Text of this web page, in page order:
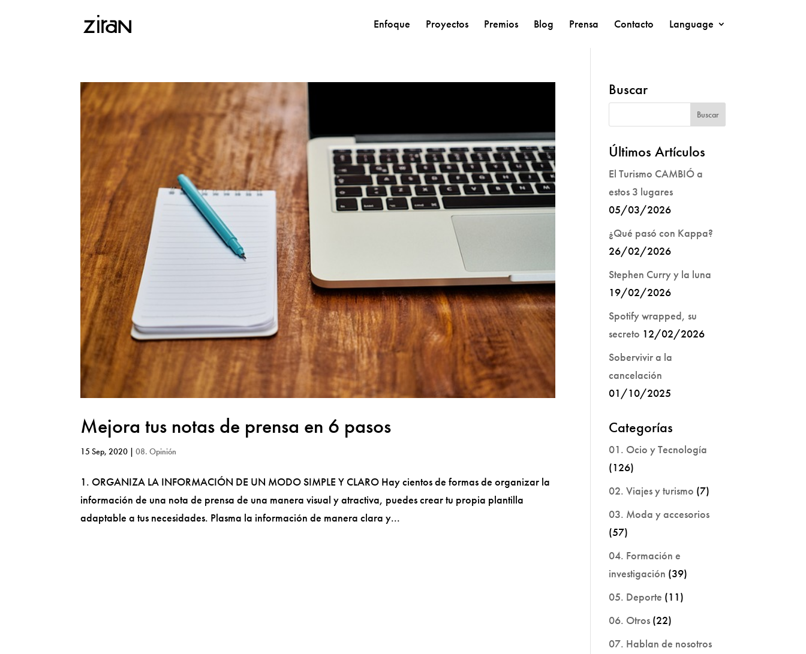
Enfoque Proyectos Premios Blog Prensa Contacto Language
Mejora tus notas de prensa en 6 pasos
15 Sep, 2020 |08. Opinión
1. ORGANIZA LA INFORMACIÓN DE UN MODO SIMPLE Y CLARO Hay cientos de formas de organizar la
información de una nota de prensa de una manera visual y atractiva, puedes crear tu propia plantilla
adaptable a tus necesidades. Plasma la información de manera clara y...
Buscar
Últimos Artículos
El Turismo CAMBIÓ a
estos 3 lugares
05/03/2026
¿Qué pasó con Kappa?
26/02/2026
Stephen Curry y la luna
19/02/2026
Spotify wrapped, su
secreto 12/02/2026
Sobervivir a la
cancelación
01/10/2025
Categorías
01. Ocio y Tecnología
(126)
02. Viajes y turismo (7)
03. Moda y accesorios
(57)
04. Formación e
investigación (39)
05. Deporte (11)
06. Otros (22)
07. Hablan de nosotros